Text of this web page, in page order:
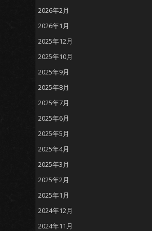
2026年2月
2026年1月
2025年12月
2025年10月
2025年9月
2025年8月
2025年7月
2025年6月
2025年5月
2025年4月
2025年3月
2025年2月
2025年1月
2024年12月
2024年11月